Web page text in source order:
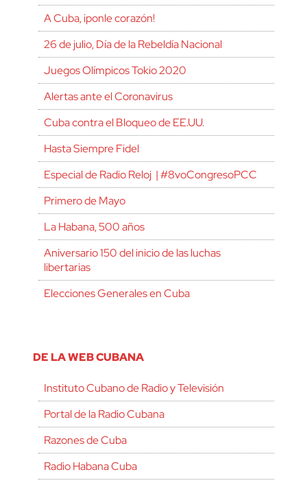
A Cuba, ¡ponle corazón!
26 de julio, Día de la Rebeldía Nacional
Juegos Olímpicos Tokio 2020
Alertas ante el Coronavirus
Cuba contra el Bloqueo de EE.UU.
Hasta Siempre Fidel
Especial de Radio Reloj | #8voCongresoPCC
Primero de Mayo
La Habana, 500 años
Aniversario 150 del inicio de las luchas
libertarias
Elecciones Generales en Cuba
DE LA WEB CUBANA
Instituto Cubano de Radio y Televisión
Portal de la Radio Cubana
Razones de Cuba
Radio Habana Cuba